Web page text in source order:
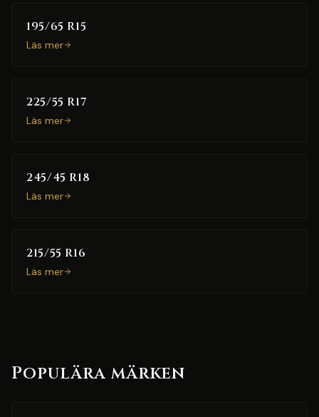
195/65 R15
Läs mer
225/55 R17
Läs mer
245/45 R18
Läs mer
215/55 R16
Läs mer
Populära märken